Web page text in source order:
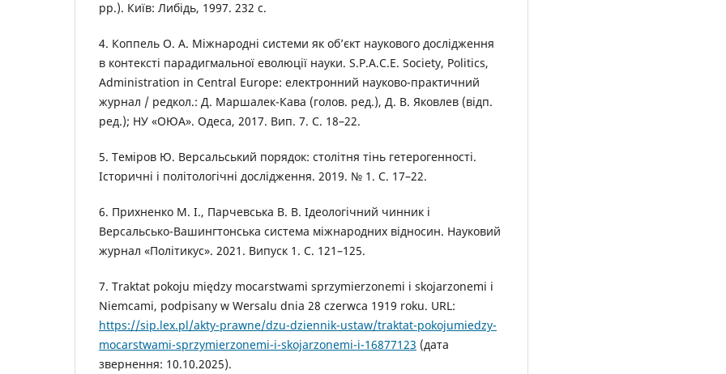
рр.). Київ: Либідь, 1997. 232 с.
4. Коппель О. А. Міжнародні системи як об’єкт наукового дослідження
в контексті парадигмальної еволюції науки. S.P.A.C.E. Society, Politics,
Administration in Central Europe: електронний науково-практичний
журнал / редкол.: Д. Маршалек-Кава (голов. ред.), Д. В. Яковлев (відп.
ред.); НУ «ОЮА». Одеса, 2017. Вип. 7. С. 18–22.
5. Теміров Ю. Версальський порядок: столітня тінь гетерогенності.
Історичні і політологічні дослідження. 2019. № 1. С. 17–22.
6. Прихненко М. І., Парчевська В. В. Ідеологічний чинник і
Версальсько-Вашингтонська система міжнародних відносин. Науковий
журнал «Політикус». 2021. Випуск 1. С. 121–125.
7. Traktat pokoju między mocarstwami sprzymierzonemi i skojarzonemi i
Niemcami, podpisany w Wersalu dnia 28 czerwca 1919 roku. URL:
https://sip.lex.pl/akty-prawne/dzu-dziennik-ustaw/traktat-pokojumiedzy-
mocarstwami-sprzymierzonemi-i-skojarzonemi-i-16877123 (дата
звернення: 10.10.2025).